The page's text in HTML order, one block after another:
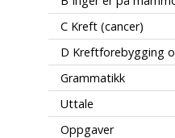
C Kreft (cancer)
D Kreftforebygging
Grammatikk
Uttale
Oppgaver